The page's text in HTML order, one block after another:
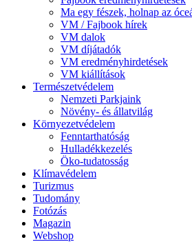
Ma egy fészek, holnap az
VM / Fajbook hírek
VM dalok
VM díjátadók
VM eredményhirdetések
VM kiállítások
Természetvédelem
Nemzeti Parkjaink
Növény- és állatvilág
Környezetvédelem
Fenntarthatóság
Hulladékkezelés
Öko-tudatosság
Klímavédelem
Turizmus
Tudomány
Fotózás
Magazin
Webshop